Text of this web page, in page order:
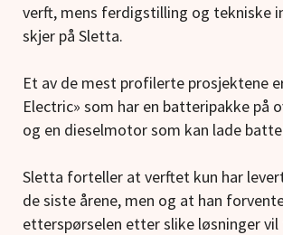
verft, mens ferdigstilling og tekniske
skjer på Sletta.
Et av de mest profilerte prosjektene
Electric» som har en batteripakke på
og en dieselmotor som kan lade
Sletta forteller at verftet kun har
de siste årene, men og at han
etterspørselen etter slike løsninger vil